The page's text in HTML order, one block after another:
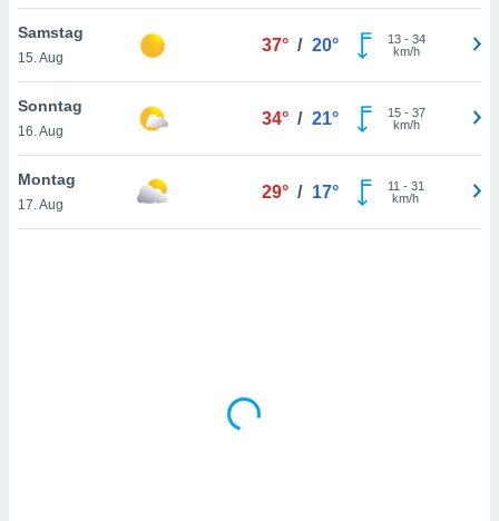
Samstag
15. Aug
37° / 20° 13- 34
km/h
Sonntag
16. Aug
34° / 21° 15- 37
km/h
Montag
17. Aug
29° / 17° 11 - 31
km/h